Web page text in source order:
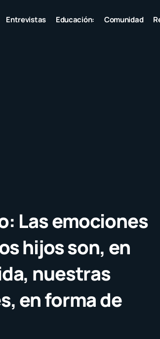
Entrevistas Educación: Comunidad
Las emociones
hijos son, en
nuestras
en forma de